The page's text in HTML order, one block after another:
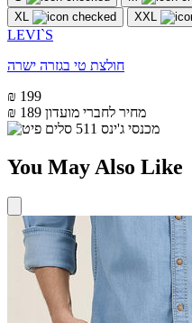
XL
XXL
LEVI`S
חולצת טי בגזרה ישרה
₪ 199
₪ 189 מחיר לחברי מועדון
You May Also Like